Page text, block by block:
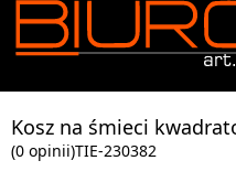
Kosz na śmieci
(0 opinii)TIE-230382